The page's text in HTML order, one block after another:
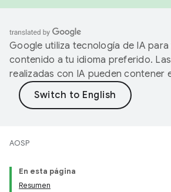
Google utiliza tecnología de IA
contenido a tu idioma preferido.
realizadas con IA pueden contener
AOSP
En esta página
Resumen